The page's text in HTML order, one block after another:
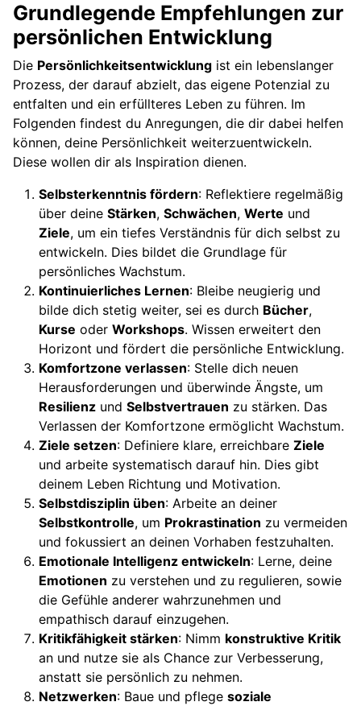
Grundlegende Empfehlungen zur
persönlichen Entwicklung
Die Persönlichkeitsentwicklung ist ein lebenslanger
Prozess, der darauf abzielt, das eigene Potenzial zu
entfalten und ein erfüllteres Leben zu führen. Im
Folgenden findest du Anregungen, die dir dabei helfen
können, deine Persönlichkeit weiterzuentwickeln.
Diese wollen dir als Inspiration dienen.
Selbsterkenntnis fördern: Reflektiere regelmäßig
über deine Stärken, Schwächen, Werte und
Ziele, um ein tiefes Verständnis für dich selbst zu
entwickeln. Dies bildet die Grundlage für
persönliches Wachstum.
Kontinuierliches Lernen: Bleibe neugierig und
bilde dich stetig weiter, sei es durch Bücher,
Kurse oder Workshops. Wissen erweitert den
Horizont und fördert die persönliche Entwicklung.
Komfortzone verlassen: Stelle dich neuen
Herausforderungen und überwinde Ängste, um
Resilienz und Selbstvertrauen zu stärken. Das
Verlassen der Komfortzone ermöglicht Wachstum.
Ziele setzen: Definiere klare, erreichbare Ziele
und arbeite systematisch darauf hin. Dies gibt
deinem Leben Richtung und Motivation.
Selbstdisziplin üben: Arbeite an deiner
Selbstkontrolle, um Prokrastination zu vermeiden
und fokussiert an deinen Vorhaben festzuhalten.
Emotionale Intelligenz entwickeln: Lerne, deine
Emotionen zu verstehen und zu regulieren, sowie
die Gefühle anderer wahrzunehmen und
empathisch darauf einzugehen.
Kritikfähigkeit stärken: Nimm konstruktive Kritik
an und nutze sie als Chance zur Verbesserung,
anstatt sie persönlich zu nehmen.
Netzwerken: Baue und pflege soziale